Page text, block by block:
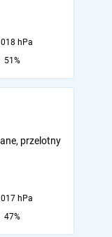
hPa
51%
przelotny
hPa
47%